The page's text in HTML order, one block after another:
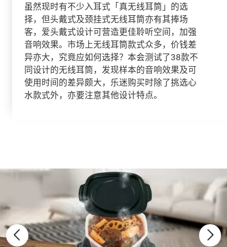
虽然现时有不少入耳式「真无线耳筒」的选
择，但头戴式及颈挂式无线耳筒亦有其捧场
客，爱头戴式设计可营造更佳聆听空间，加强
音响效果。市场上无线耳筒款式众多，价钱差
异亦大，究竟应如何选择？本会测试了38款不
同设计的无线耳筒，发现样本的音响效果及可
使用时间的差异颇大，乐迷购买时除了挑选心
水款式外，亦要注意其他设计特点。